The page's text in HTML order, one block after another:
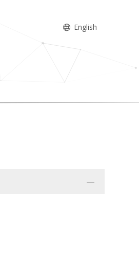
English